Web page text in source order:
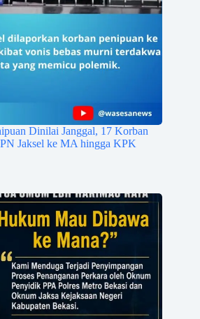
Dinilai Janggal, 17 Korban
Jaksel ke MA hingga KPK